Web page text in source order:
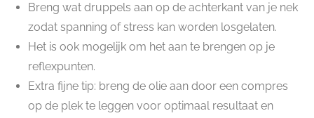
Breng wat druppels aan op de achterkant van je nek
zodat spanning of stress kan worden losgelaten.
Het is ook mogelijk om het aan te brengen op je
reflexpunten.
Extra fijne tip: breng de olie aan door een compres
op de plek te leggen voor optimaal resultaat en